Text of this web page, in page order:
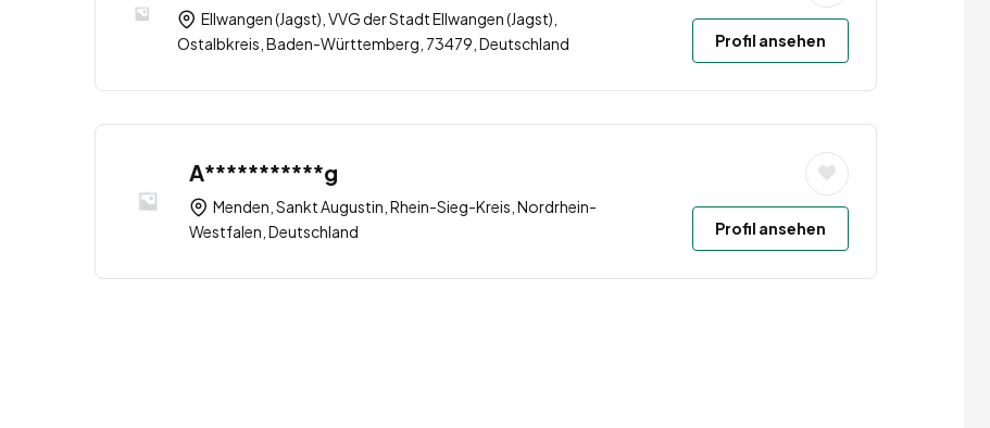
Ellwangen (Jagst), VVG der Stadt Ellwangen (Jagst),
Ostalbkreis, Baden-Württemberg, 73479, Deutschland
Profil ansehen
A***********g
Menden, Sankt Augustin, Rhein-Sieg-Kreis, Nordrhein-
Westfalen, Deutschland
Profil ansehen